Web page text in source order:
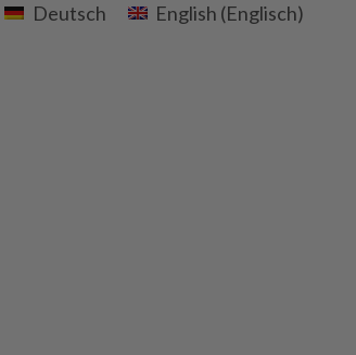
Deutsch English (Englisch)